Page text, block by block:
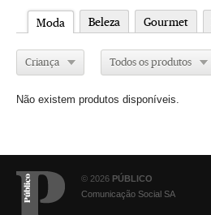
Moda Beleza Gourmet
Criança Todos os produtos
Não existem produtos disponíveis.
© 2026 PÚBLICO
Comunicação Social SA